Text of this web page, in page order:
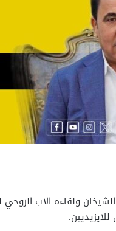
ولقاءه الاب الروحي